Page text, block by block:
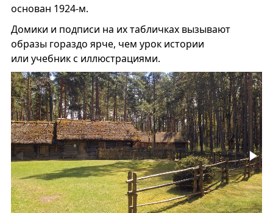
основан 1924-м.
Домики и подписи на их табличках вызывают
образы гораздо ярче, чем урок истории
или учебник с иллюстрациями.